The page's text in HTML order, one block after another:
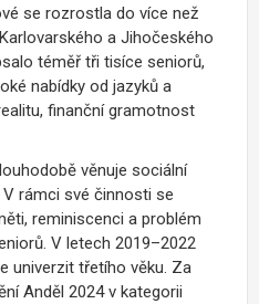
se rozrostla do více než
a Jihočeského
téměř tři tisíce seniorů,
nabídky od jazyků a
finanční gramotnost
věnuje sociální
rámci své činnosti se
reminiscenci a problém
V letech 2019–2022
univerzit třetího věku. Za
Anděl 2024 v kategorii